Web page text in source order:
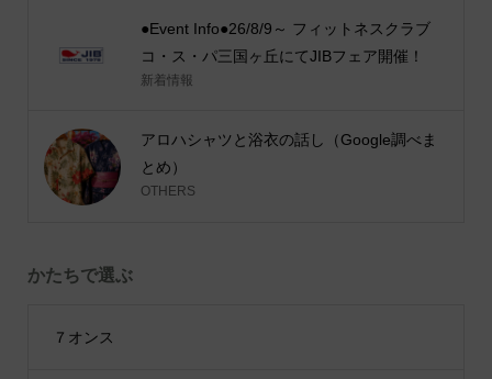
●Event Info●26/8/9～ フィットネスクラブ
コ・ス・パ三国ヶ丘にてJIBフェア開催！
新着情報
アロハシャツと浴衣の話し（Google調べま
とめ）
OTHERS
かたちで選ぶ
７オンス